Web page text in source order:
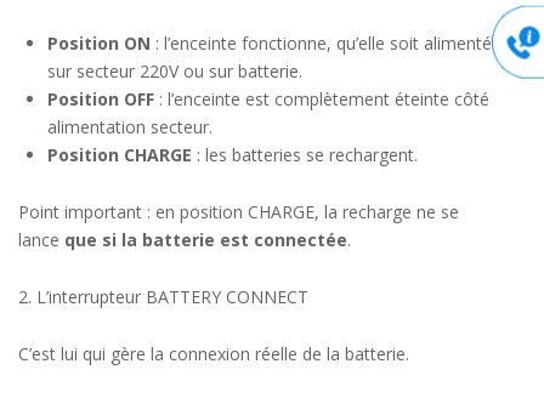
Position ON : l’enceinte fonctionne, qu’elle soit alimentée
sur secteur 220V ou sur batterie.
Position OFF : l’enceinte est complètement éteinte côté
alimentation secteur.
Position CHARGE : les batteries se rechargent.
Point important : en position CHARGE, la recharge ne se
lance que si la batterie est connectée.
2. L’interrupteur BATTERY CONNECT
C’est lui qui gère la connexion réelle de la batterie.